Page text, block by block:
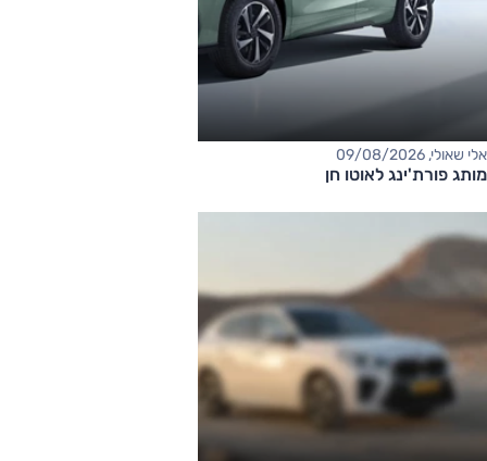
אלי שאולי, 09/08/2026
מותג פורת'ינג לאוטו חן